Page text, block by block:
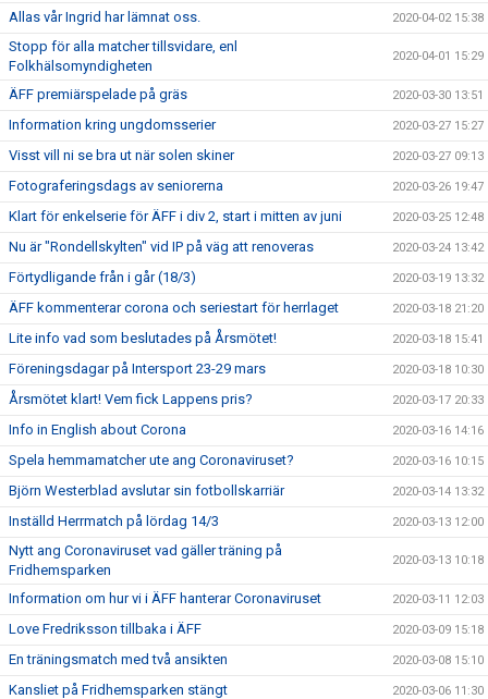
Allas vår Ingrid har lämnat oss. 2020-04-02 15:38
Stopp för alla matcher tillsvidare, enl
Folkhälsomyndigheten
2020-04-01 15:29
ÄFF premiärspelade på gräs 2020-03-30 13:51
Information kring ungdomsserier 2020-03-27 15:27
Visst vill ni se bra ut när solen skiner 2020-03-27 09:13
Fotograferingsdags av seniorerna 2020-03-26 19:47
Klart för enkelserie för ÄFF i div 2, start i mitten av juni 2020-03-25 12:48
Nu är "Rondellskylten" vid IP på väg att renoveras 2020-03-24 13:42
Förtydligande från i går (18/3) 2020-03-19 13:32
ÄFF kommenterar corona och seriestart för herrlaget 2020-03-18 21:20
Lite info vad som beslutades på Årsmötet! 2020-03-18 15:41
Föreningsdagar på Intersport 23-29 mars 2020-03-18 10:30
Årsmötet klart! Vem fick Lappens pris? 2020-03-17 20:33
Info in English about Corona 2020-03-16 14:16
Spela hemmamatcher ute ang Coronaviruset? 2020-03-16 10:15
Björn Westerblad avslutar sin fotbollskarriär 2020-03-14 13:32
Inställd Herrmatch på lördag 14/3 2020-03-13 12:00
Nytt ang Coronaviruset vad gäller träning på
Fridhemsparken
2020-03-13 10:18
Information om hur vi i ÄFF hanterar Coronaviruset 2020-03-11 12:03
Love Fredriksson tillbaka i ÄFF 2020-03-09 15:18
En träningsmatch med två ansikten 2020-03-08 15:10
Kansliet på Fridhemsparken stängt 2020-03-06 11:30